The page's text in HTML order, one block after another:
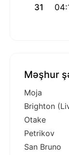
31
Məşhur
Moja
Brighton
Otake
Petrikov
San Bruno